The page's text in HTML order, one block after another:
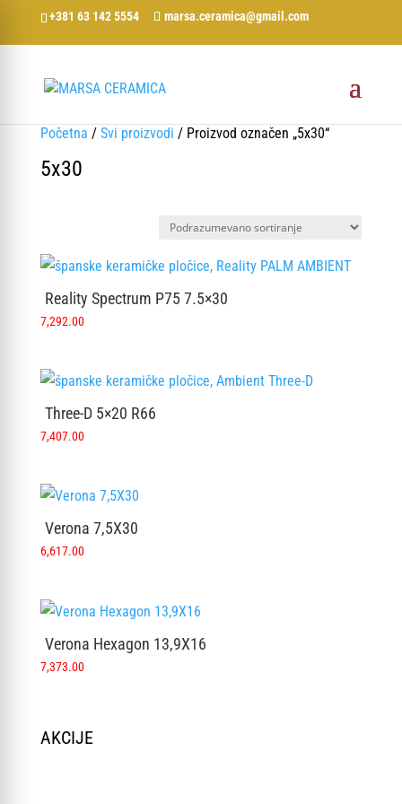
+381 63 142 5554 marsa.ceramica@gmail.com
Početna / Svi proizvodi / Proizvod označen „5x30“
5x30
Reality Spectrum P75 7.5×30
7,292.00
Three-D 5×20 R66
7,407.00
Verona 7,5X30
6,617.00
Verona Hexagon 13,9X16
7,373.00
AKCIJE